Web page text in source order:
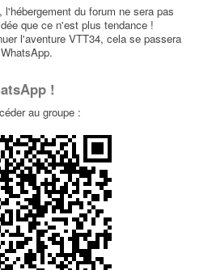
du forum ne sera pas
que ce n'est plus tendance !
l'aventure VTT34, cela se passera
!
au groupe :